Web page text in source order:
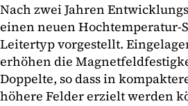
Nach zwei Jahren
einen neuen Hochtemperatur-
Leitertyp vorgestellt.
erhöhen die
Doppelte, so dass in
höhere Felder erzielt werden